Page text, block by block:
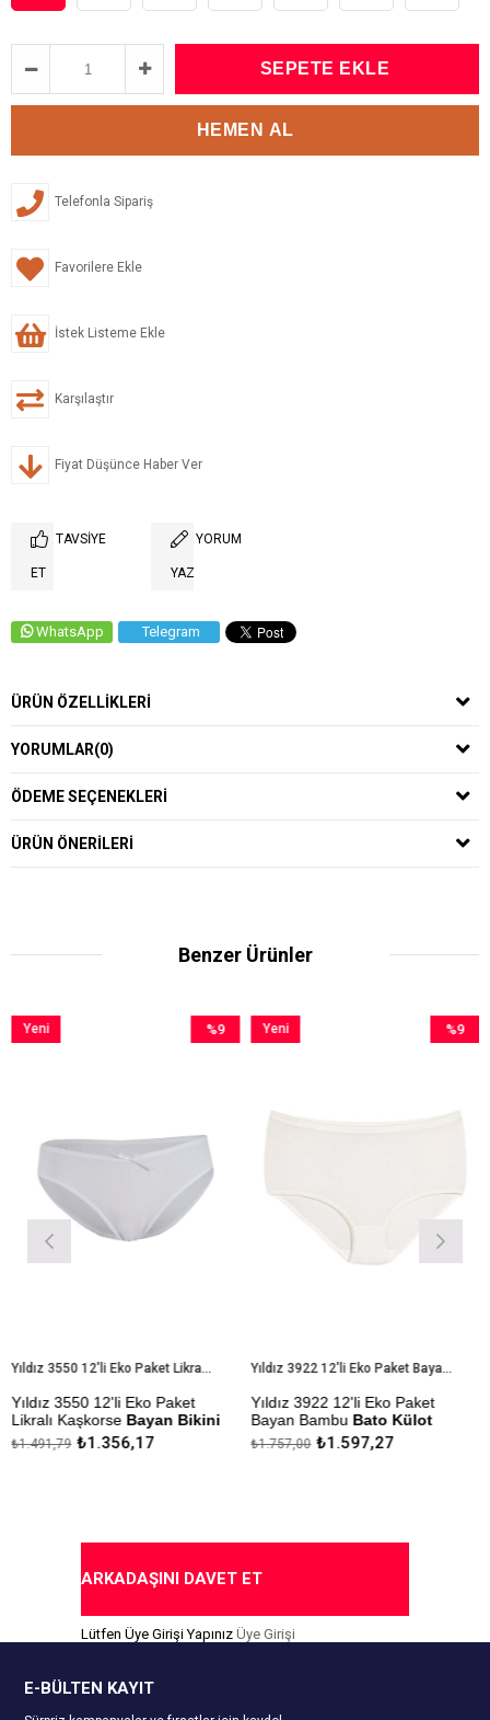
Telefonla Sipariş
Favorilere Ekle
İstek Listeme Ekle
Karşılaştır
Fiyat Düşünce Haber Ver
TAVSIYE
ET
YORUM
YAZ
WhatsApp Telegram
ÜRÜN ÖZELLIKLERI
YORUMLAR(0)
ÖDEME SEÇENEKLERI
ÜRÜN ÖNERILERI
Benzer Ürünler
Yıldız 3550 12'li Eko Paket Likralı Kaşkorse Bayan Bikini Külot
Yıldız 3550 12'li Eko Paket
Likralı KaşkorseBayan Bikini
Külot
₺1.356,17
₺1.491,79
%9
Yeni
Yıldız 3922 12'li Eko Paket Bayan Bambu Bato Külot
Yıldız 3922 12'li Eko Paket
Bayan BambuBato Külot
Çekmezlik Sanfor Testi
₺1.597,27
₺1.757,00
%9
Yeni
ARKADAŞINI DAVET ET
Lütfen Üye Girişi Yapınız Üye Girişi
E-BÜLTEN KAYIT